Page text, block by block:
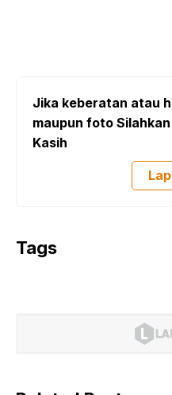
Jika keberatan atau
maupun foto
Kasih
Tags